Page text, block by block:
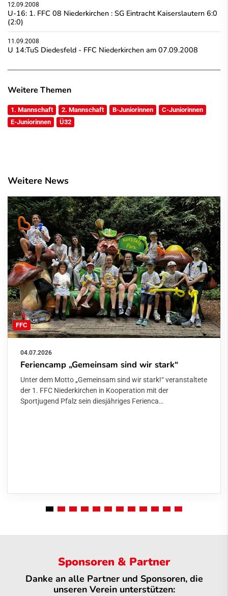
12.09.2008
U-16: 1. FFC 08 Niederkirchen : SG Eintracht Kaiserslautern 6:0
(2:0)
11.09.2008
U 14:TuS Diedesfeld - FFC Niederkirchen am 07.09.2008
Weitere Themen
1. Mannschaft 2. Mannschaft B-Juniorinnen
C-Juniorinnen
E-Juniorinnen
Ü32
Weitere News
FFC
04.07.2026
Feriencamp „Gemeinsam sind wir stark“
Unter dem Motto „Gemeinsam sind wir stark!“ veranstaltete
der 1. FFC Niederkirchen in Kooperation mit der
Sportjugend Pfalz sein diesjähriges Ferienca…
Sponsoren & Partner
Danke an alle Partner und Sponsoren, die
unseren Verein unterstützen: